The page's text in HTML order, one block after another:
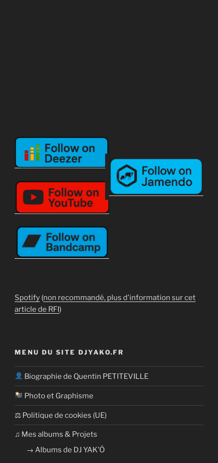
Spotify (non recommandé, plus d'information sur cet
article de RFI)
MENU DU SITE DJYAKO.FR
Biographie de Quentin PETITEVILLE
Photo et Graphisme
⚖ Politique de cookies (UE)
​​♫ Mes albums & Projets
→ Albums de DJ YAK’Ô